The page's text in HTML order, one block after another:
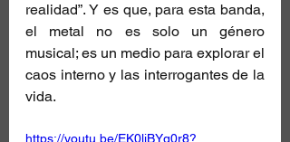
realidad”. Y es que, para esta banda,
el metal no es solo un género
musical; es un medio para explorar el
caos interno y las interrogantes de la
vida.
https://youtu.be/EK0ljBYg0r8?